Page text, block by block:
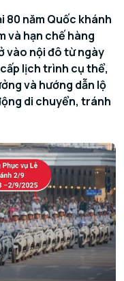
80 năm Quốc khánh
và hạn chế hàng
vào nội đô từ ngày
lịch trình cụ thể,
và hướng dẫn lộ
di chuyển, tránh